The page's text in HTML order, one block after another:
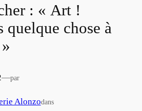
: « Art !
quelque chose à
—par
Alonzodans